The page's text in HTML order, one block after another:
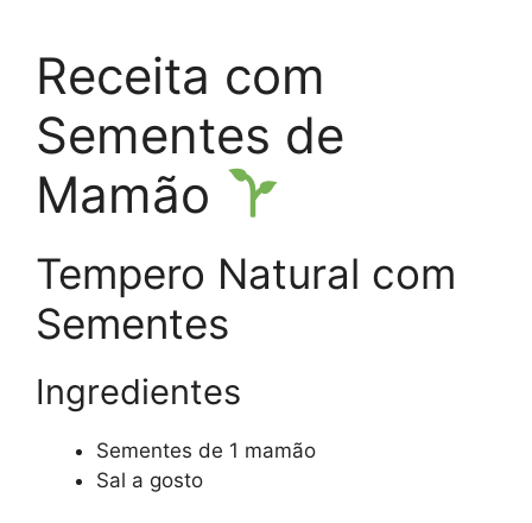
Receita com
Sementes de
Mamão
Tempero Natural com
Sementes
Ingredientes
Sementes de 1 mamão
Sal a gosto